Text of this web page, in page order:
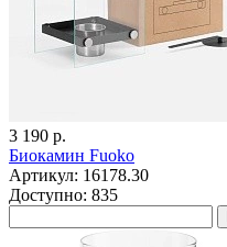
3 190 р.
Биокамин Fuoko
Артикул: 16178.30
Доступно: 835